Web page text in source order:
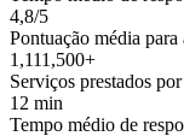
4,8/5
Pontuação média
1,111,500+
Serviços prestados
12 min
Tempo médio de